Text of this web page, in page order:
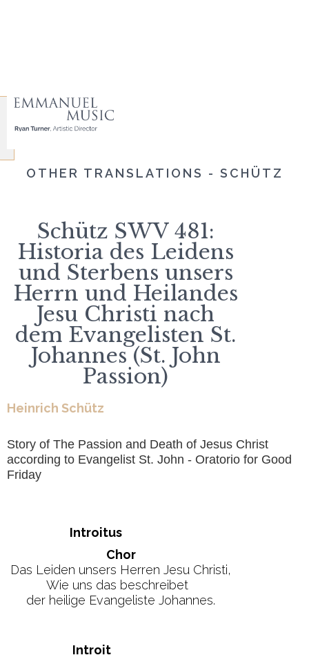
OTHER TRANSLATIONS - SCHÜTZ
Schütz SWV 481:
Historia des Leidens
und Sterbens unsers
Herrn und Heilandes
Jesu Christi nach
dem Evangelisten St.
Johannes (St. John
Passion)
Heinrich Schütz
Story of The Passion and Death of Jesus Christ
according to Evangelist St. John - Oratorio for Good
Friday
Introitus
Chor
Das Leiden unsers Herren Jesu Christi,
Wie uns das beschreibet
der heilige Evangeliste Johannes.
Introit